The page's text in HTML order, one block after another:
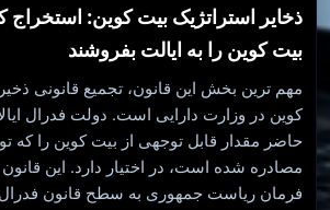
ذخایر استراتژیک بیت کوین: استخراج
بیت کوین را به ایالت بفروشند
مهم ترین بخش این قانون، تجمیع قانونی
کوین در وزارت دارایی است. دولت فدرال
حاضر مقدار قابل توجهی از بیت کوین را که
مصادره شده است، در اختیار دارد. این
فرمان ریاست جمهوری به سطح قانون